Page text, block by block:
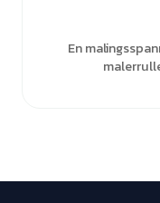
En